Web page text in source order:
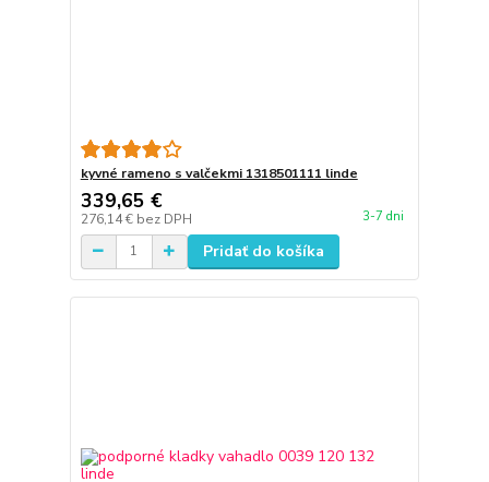
kyvné rameno s valčekmi 1318501111 linde
339,65 €
276,14 € bez DPH 3-7 dni
Pridať do košíka